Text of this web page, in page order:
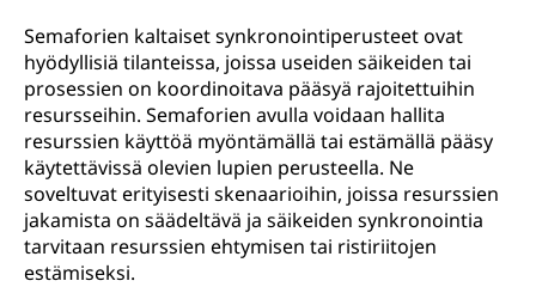
Semaforien kaltaiset synkronointiperusteet ovat
hyödyllisiä tilanteissa, joissa useiden säikeiden tai
prosessien on koordinoitava pääsyä rajoitettuihin
resursseihin. Semaforien avulla voidaan hallita
resurssien käyttöä myöntämällä tai estämällä pääsy
käytettävissä olevien lupien perusteella. Ne
soveltuvat erityisesti skenaarioihin, joissa resurssien
jakamista on säädeltävä ja säikeiden synkronointia
tarvitaan resurssien ehtymisen tai ristiriitojen
estämiseksi.